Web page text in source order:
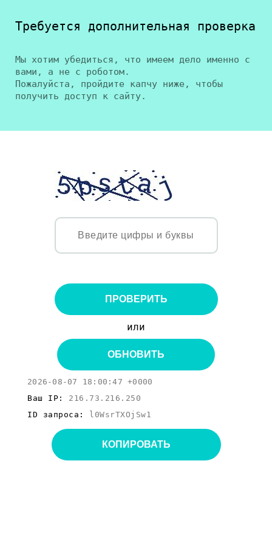
Требуется дополнительная проверка
Мы хотим убедиться, что имеем дело именно с
вами, а не с роботом.
Пожалуйста, пройдите капчу ниже, чтобы
получить доступ к сайту.
ПРОВЕРИТЬ
или
ОБНОВИТЬ
2026-08-07 18:00:47 +0000
Ваш IP: 216.73.216.250
ID запроса:
l0WsrTXOjSw1
КОПИРОВАТЬ